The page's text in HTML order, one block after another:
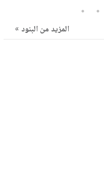
4
5
المزيد من البنود »